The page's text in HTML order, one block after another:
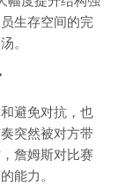
生存空间的完
。
避免对抗，也
突然被对方带
詹姆斯对比赛
能力。